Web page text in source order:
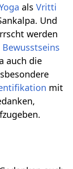
alsVritti
Und
werden
Bewusstseins
auch die
mit